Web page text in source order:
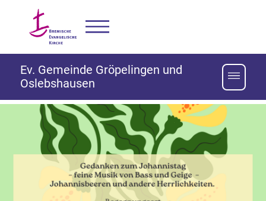
Ev. Gemeinde Gröpelingen und
Oslebshausen